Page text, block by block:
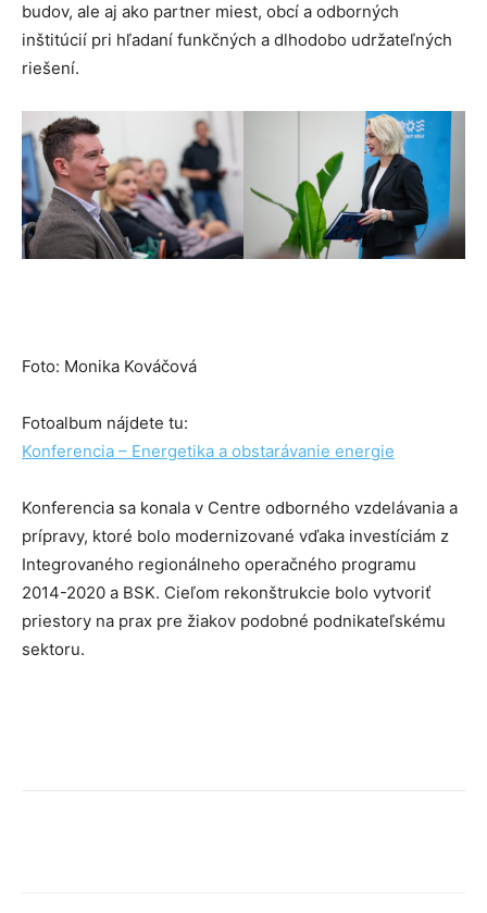
budov, ale aj ako partner miest, obcí a odborných
inštitúcií pri hľadaní funkčných a dlhodobo udržateľných
riešení.
Foto: Monika Kováčová
Fotoalbum nájdete tu:
Konferencia – Energetika a obstarávanie energie
Konferencia sa konala v Centre odborného vzdelávania a
prípravy, ktoré bolo modernizované vďaka investíciám z
Integrovaného regionálneho operačného programu
2014-2020 a BSK. Cieľom rekonštrukcie bolo vytvoriť
priestory na prax pre žiakov podobné podnikateľskému
sektoru.